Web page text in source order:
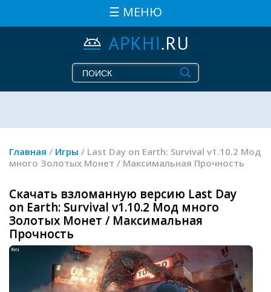
☰ МЕНЮ
Главная / Игры / Last Day on Earth: Survival v1.10.2 Мод
много Золотых Монет / Максимальная Прочность
Скачать взломанную версию Last Day
on Earth: Survival v1.10.2 Мод много
Золотых Монет / Максимальная
Прочность